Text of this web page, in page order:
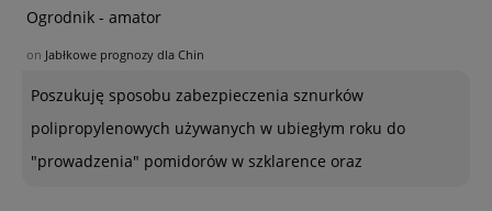
Ogrodnik - amator
on Jabłkowe prognozy dla Chin
Poszukuję sposobu zabezpieczenia sznurków
polipropylenowych używanych w ubiegłym roku do
"prowadzenia" pomidorów w szklarence oraz